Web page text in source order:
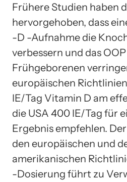
Frühere Studien haben
hervorgehoben, dass
-D -Aufnahme die
verbessern und das
Frühgeborenen
europäischen
IE/Tag Vitamin D am
die USA 400 IE/Tag für
Ergebnis empfehlen.
den europäischen und
amerikanischen
-Dosierung führt zu